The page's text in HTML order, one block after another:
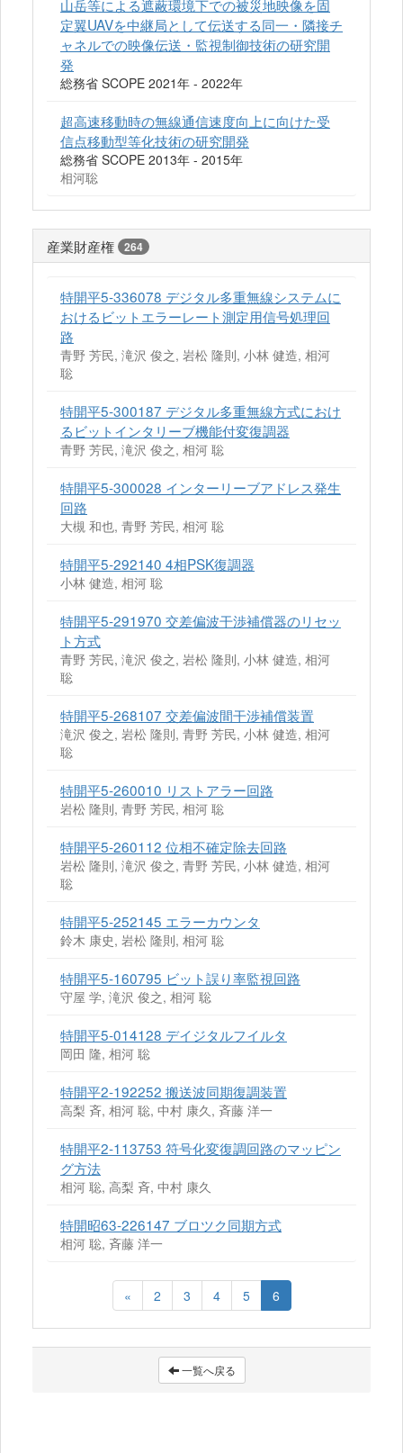
山岳等による遮蔽環境下での被災地映像を固
定翼UAVを中継局として伝送する同一・隣接チ
ャネルでの映像伝送・監視制御技術の研究開
発
総務省 SCOPE 2021年 - 2022年
超高速移動時の無線通信速度向上に向けた受
信点移動型等化技術の研究開発
総務省 SCOPE 2013年 - 2015年
相河聡
産業財産権 264
特開平5-336078 デジタル多重無線システムに
おけるビットエラーレート測定用信号処理回
路
青野 芳民, 滝沢 俊之, 岩松 隆則, 小林 健造, 相河
聡
特開平5-300187 デジタル多重無線方式におけ
るビットインタリーブ機能付変復調器
青野 芳民, 滝沢 俊之, 相河 聡
特開平5-300028 インターリーブアドレス発生
回路
大槻 和也, 青野 芳民, 相河 聡
特開平5-292140 4相PSK復調器
小林 健造, 相河 聡
特開平5-291970 交差偏波干渉補償器のリセッ
ト方式
青野 芳民, 滝沢 俊之, 岩松 隆則, 小林 健造, 相河
聡
特開平5-268107 交差偏波間干渉補償装置
滝沢 俊之, 岩松 隆則, 青野 芳民, 小林 健造, 相河
聡
特開平5-260010 リストアラー回路
岩松 隆則, 青野 芳民, 相河 聡
特開平5-260112 位相不確定除去回路
岩松 隆則, 滝沢 俊之, 青野 芳民, 小林 健造, 相河
聡
特開平5-252145 エラーカウンタ
鈴木 康史, 岩松 隆則, 相河 聡
特開平5-160795 ビット誤り率監視回路
守屋 学, 滝沢 俊之, 相河 聡
特開平5-014128 デイジタルフイルタ
岡田 隆, 相河 聡
特開平2-192252 搬送波同期復調装置
高梨 斉, 相河 聡, 中村 康久, 斉藤 洋一
特開平2-113753 符号化変復調回路のマッピン
グ方法
相河 聡, 高梨 斉, 中村 康久
特開昭63-226147 ブロツク同期方式
相河 聡, 斉藤 洋一
« 2 3 4 5 6
一覧へ戻る